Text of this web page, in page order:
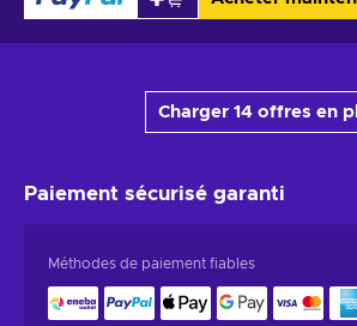
Charger 14 offres en
Paiement sécurisé garanti
Méthodes de paiement fiables